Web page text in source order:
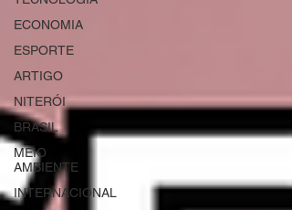
ECONOMIA
ESPORTE
ARTIGO
NITERÓI
BRASIL
MEIO
AMBIENTE
INTERNACIONAL